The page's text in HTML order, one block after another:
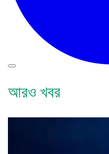
আরও খবর